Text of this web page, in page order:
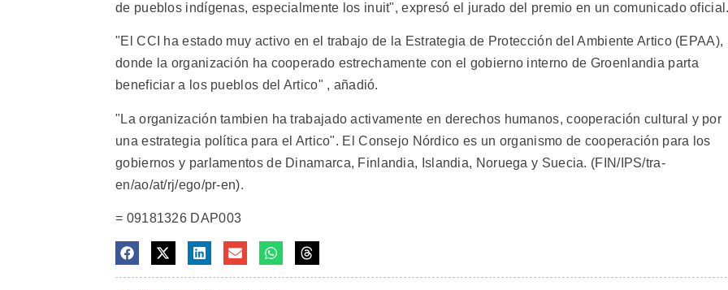
de pueblos indígenas, especialmente los inuit", expresó el jurado del premio en un comunicado
"El CCI ha estado muy activo en el trabajo de la Estrategia de Protección del Ambiente Artico (EPAA),
donde la organización ha cooperado estrechamente con el gobierno interno de Groenlandia parta
beneficiar a los pueblos del Artico" , añadió.
"La organización tambien ha trabajado activamente en derechos humanos, cooperación cultural y por
una estrategia política para el Artico". El Consejo Nórdico es un organismo de cooperación para los
gobiernos y parlamentos de Dinamarca, Finlandia, Islandia, Noruega y Suecia. (FIN/IPS/tra-
en/ao/at/rj/ego/pr-en).
= 09181326 DAP003